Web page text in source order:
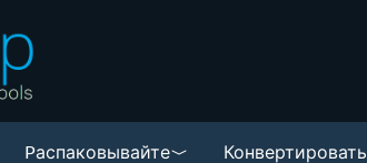
Pаспаковывайте Конвертировать